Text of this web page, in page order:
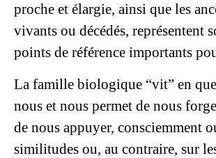
proche et élargie, ainsi que les
vivants ou décédés, représentent
points de référence importants
La famille biologique “vit” en
nous et nous permet de nous
de nous appuyer, consciemment
similitudes ou, au contraire, sur